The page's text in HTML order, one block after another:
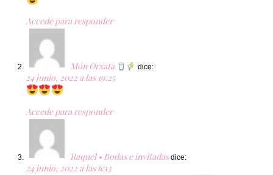
Accede para responder
Món Orxata dice:
24 junio, 2022 a las 19:25
Accede para responder
Raquel • Bodas e invitadas dice:
24 junio, 2022 a las 6:13